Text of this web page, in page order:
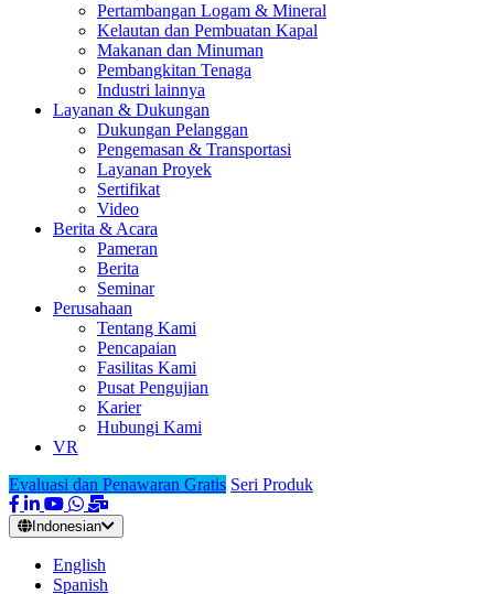
Pertambangan Logam & Mineral
Kelautan dan Pembuatan Kapal
Makanan dan Minuman
Pembangkitan Tenaga
Industri lainnya
Layanan & Dukungan
Dukungan Pelanggan
Pengemasan & Transportasi
Layanan Proyek
Sertifikat
Video
Berita & Acara
Pameran
Berita
Seminar
Perusahaan
Tentang Kami
Pencapaian
Fasilitas Kami
Pusat Pengujian
Karier
Hubungi Kami
VR
Evaluasi dan Penawaran Gratis Seri Produk
Indonesian
English
Spanish